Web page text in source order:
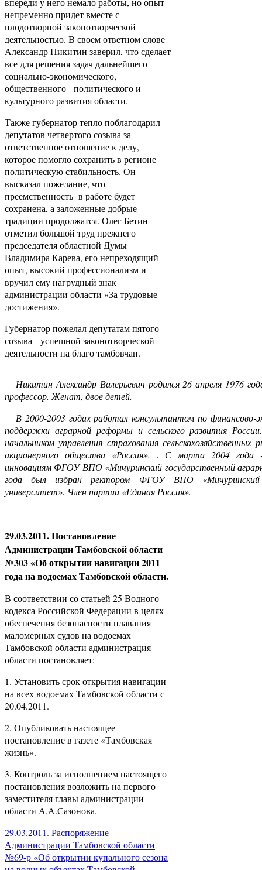
непременно придет вместе с
плодотворной законотворческой
деятельностью. В своем ответном слове
Александр Никитин заверил, что сделает
все для решения задач дальнейшего
социально-экономического,
общественного - политического и
культурного развития области.
Также губернатор тепло поблагодарил
депутатов четвертого созыва за
ответственное отношение к делу,
которое помогло сохранить в регионе
политическую стабильность. Он
высказал пожелание, что
преемственность в работе будет
сохранена, а заложенные добрые
традиции продолжатся. Олег Бетин
отметил большой труд прежнего
председателя областной Думы
Владимира Карева, его непреходящий
опыт, высокий профессионализм и
вручил ему нагрудный знак
администрации области «За трудовые
достижения».
Губернатор пожелал депутатам пятого
созыва успешной законотворческой
деятельности на благо тамбовчан.
Никитин Александр Валерьевич родился 26 апреля 1976
профессор. Женат, двое детей.
В 2000-2003 годах работал консультантом по финансово-
поддержки аграрной реформы и сельского развития
начальником управления страхования
акционерного общества «Россия». . С марта 2004 года
инновациям ФГОУ ВПО «Мичуринский государственный
года был избран ректором ФГОУ ВПО «Мичуринский
университет». Член партии «Единая Россия».
29.03.2011. Постановление
Администрации Тамбовской области
№303 «Об открытии навигации 2011
года на водоемах Тамбовской области.
В соответствии со статьей 25 Водного
кодекса Российской Федерации в целях
обеспечения безопасности плавания
маломерных судов на водоемах
Тамбовской области администрация
области постановляет:
1. Установить срок открытия навигации
на всех водоемах Тамбовской области с
20.04.2011.
2. Опубликовать настоящее
постановление в газете «Тамбовская
жизнь».
3. Контроль за исполнением настоящего
постановления возложить на первого
заместителя главы администрации
области А.А.Сазонова.
29.03.2011. Распоряжение
Администрации Тамбовской области
№69-р «Об открытии купального сезона